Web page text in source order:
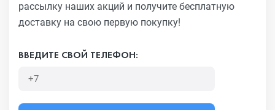
рассылку наших акций и получите бесплатную
доставку на свою первую покупку!
ВВЕДИТЕ СВОЙ ТЕЛЕФОН: